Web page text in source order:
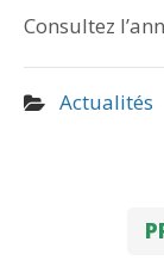
Consultez
Actualités